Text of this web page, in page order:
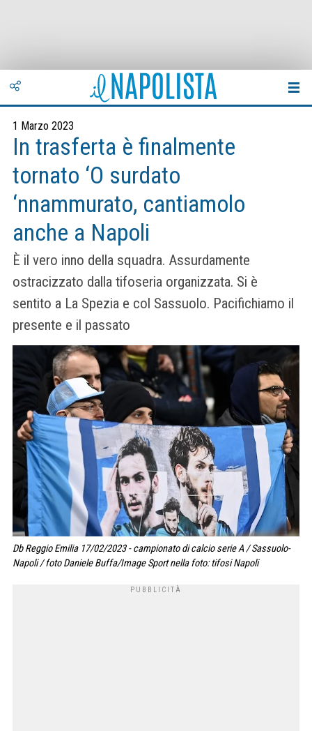
1 Marzo 2023
In trasferta è finalmente
tornato ‘O surdato
‘nnammurato, cantiamolo
anche a Napoli
È il vero inno della squadra. Assurdamente
ostracizzato dalla tifoseria organizzata. Si è
sentito a La Spezia e col Sassuolo. Pacifichiamo il
presente e il passato
Db Reggio Emilia 17/02/2023 - campionato di calcio serie A / Sassuolo-
Napoli / foto Daniele Buffa/Image Sport nella foto: tifosi Napoli